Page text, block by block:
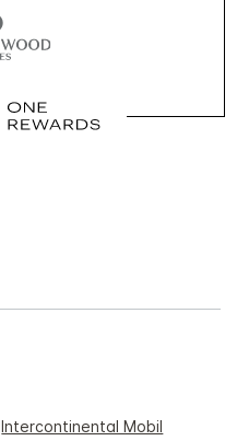
Intercontinental Mobil